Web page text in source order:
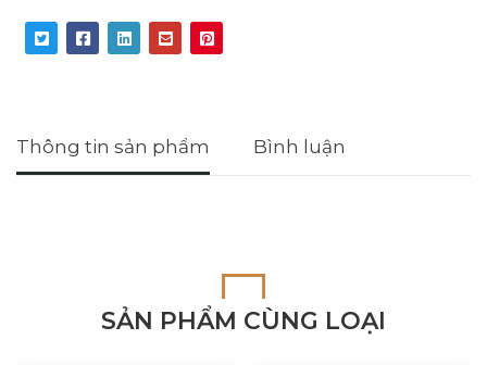
Thông tin sản phẩm Bình luận
SẢN PHẨM CÙNG LOẠI